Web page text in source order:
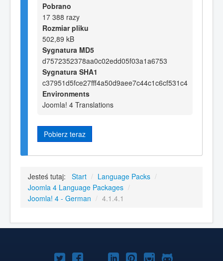
Pobrano
17 388 razy
Rozmiar pliku
502,89 kB
Sygnatura MD5
d7572352378aa0c02edd05f03a1a6753
Sygnatura SHA1
c37951d5fce27fff4a50d9aee7c44c1c6cf531c4
Environments
Joomla! 4 Translations
Pobierz teraz
Jesteś tutaj: Start / Language Packs /
Joomla 4 Language Packages /
Joomla! 4 - German / 4.1.4.1